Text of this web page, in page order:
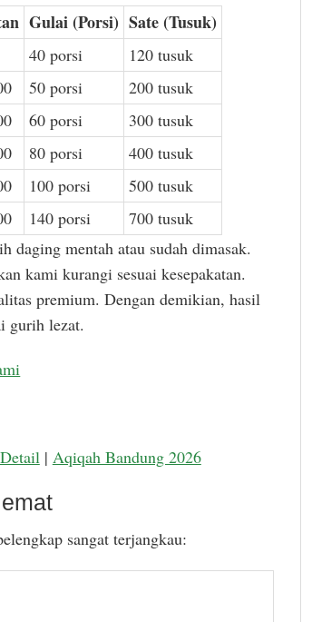
Gulai (Porsi) Sate (Tusuk)
40 porsi
120 tusuk
50 porsi
200 tusuk
60 porsi
300 tusuk
80 porsi
400 tusuk
100 porsi
500 tusuk
140 porsi 700 tusuk
daging mentah atau sudah dimasak.
kami kurangi sesuai kesepakatan.
premium. Dengan demikian, hasil
gurih lezat.
| Aqiqah Bandung 2026
sangat terjangkau: